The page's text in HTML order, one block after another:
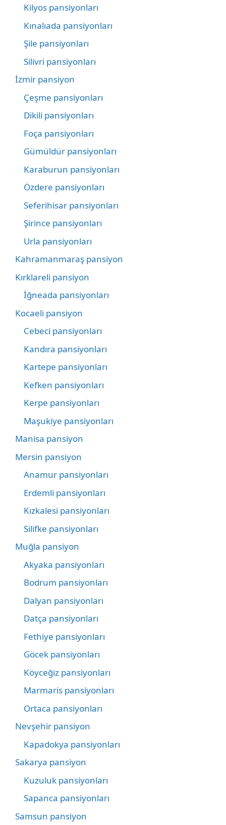
Kilyos pansiyonları
Kınalıada pansiyonları
Şile pansiyonları
Silivri pansiyonları
İzmir pansiyon
Çeşme pansiyonları
Dikili pansiyonları
Foça pansiyonları
Gümüldür pansiyonları
Karaburun pansiyonları
Özdere pansiyonları
Seferihisar pansiyonları
Şirince pansiyonları
Urla pansiyonları
Kahramanmaraş pansiyon
Kırklareli pansiyon
İğneada pansiyonları
Kocaeli pansiyon
Cebeci pansiyonları
Kandıra pansiyonları
Kartepe pansiyonları
Kefken pansiyonları
Kerpe pansiyonları
Maşukiye pansiyonları
Manisa pansiyon
Mersin pansiyon
Anamur pansiyonları
Erdemli pansiyonları
Kızkalesi pansiyonları
Silifke pansiyonları
Muğla pansiyon
Akyaka pansiyonları
Bodrum pansiyonları
Dalyan pansiyonları
Datça pansiyonları
Fethiye pansiyonları
Göcek pansiyonları
Köyceğiz pansiyonları
Marmaris pansiyonları
Ortaca pansiyonları
Nevşehir pansiyon
Kapadokya pansiyonları
Sakarya pansiyon
Kuzuluk pansiyonları
Sapanca pansiyonları
Samsun pansiyon